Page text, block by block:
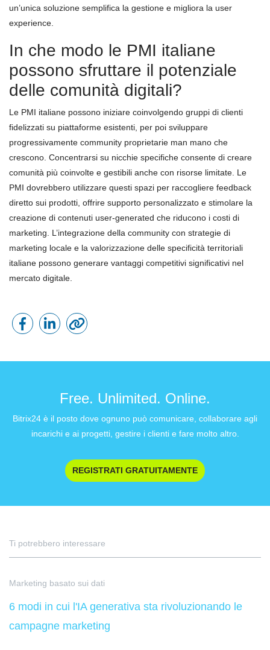
un’unica soluzione semplifica la gestione e migliora la user
experience.
In che modo le PMI italiane
possono sfruttare il potenziale
delle comunità digitali?
Le PMI italiane possono iniziare coinvolgendo gruppi di clienti
fidelizzati su piattaforme esistenti, per poi sviluppare
progressivamente community proprietarie man mano che
crescono. Concentrarsi su nicchie specifiche consente di creare
comunità più coinvolte e gestibili anche con risorse limitate. Le
PMI dovrebbero utilizzare questi spazi per raccogliere feedback
diretto sui prodotti, offrire supporto personalizzato e stimolare la
creazione di contenuti user-generated che riducono i costi di
marketing. L’integrazione della community con strategie di
marketing locale e la valorizzazione delle specificità territoriali
italiane possono generare vantaggi competitivi significativi nel
mercato digitale.
Free. Unlimited. Online.
Bitrix24 è il posto dove ognuno può comunicare, collaborare agli
incarichi e ai progetti, gestire i clienti e fare molto altro.
REGISTRATI GRATUITAMENTE
Ti potrebbero interessare
Marketing basato sui dati
6 modi in cui l'IA generativa sta rivoluzionando le
campagne marketing